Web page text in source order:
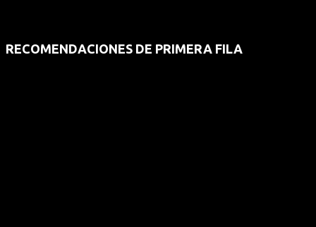
RECOMENDACIONES DE PRIMERA FILA